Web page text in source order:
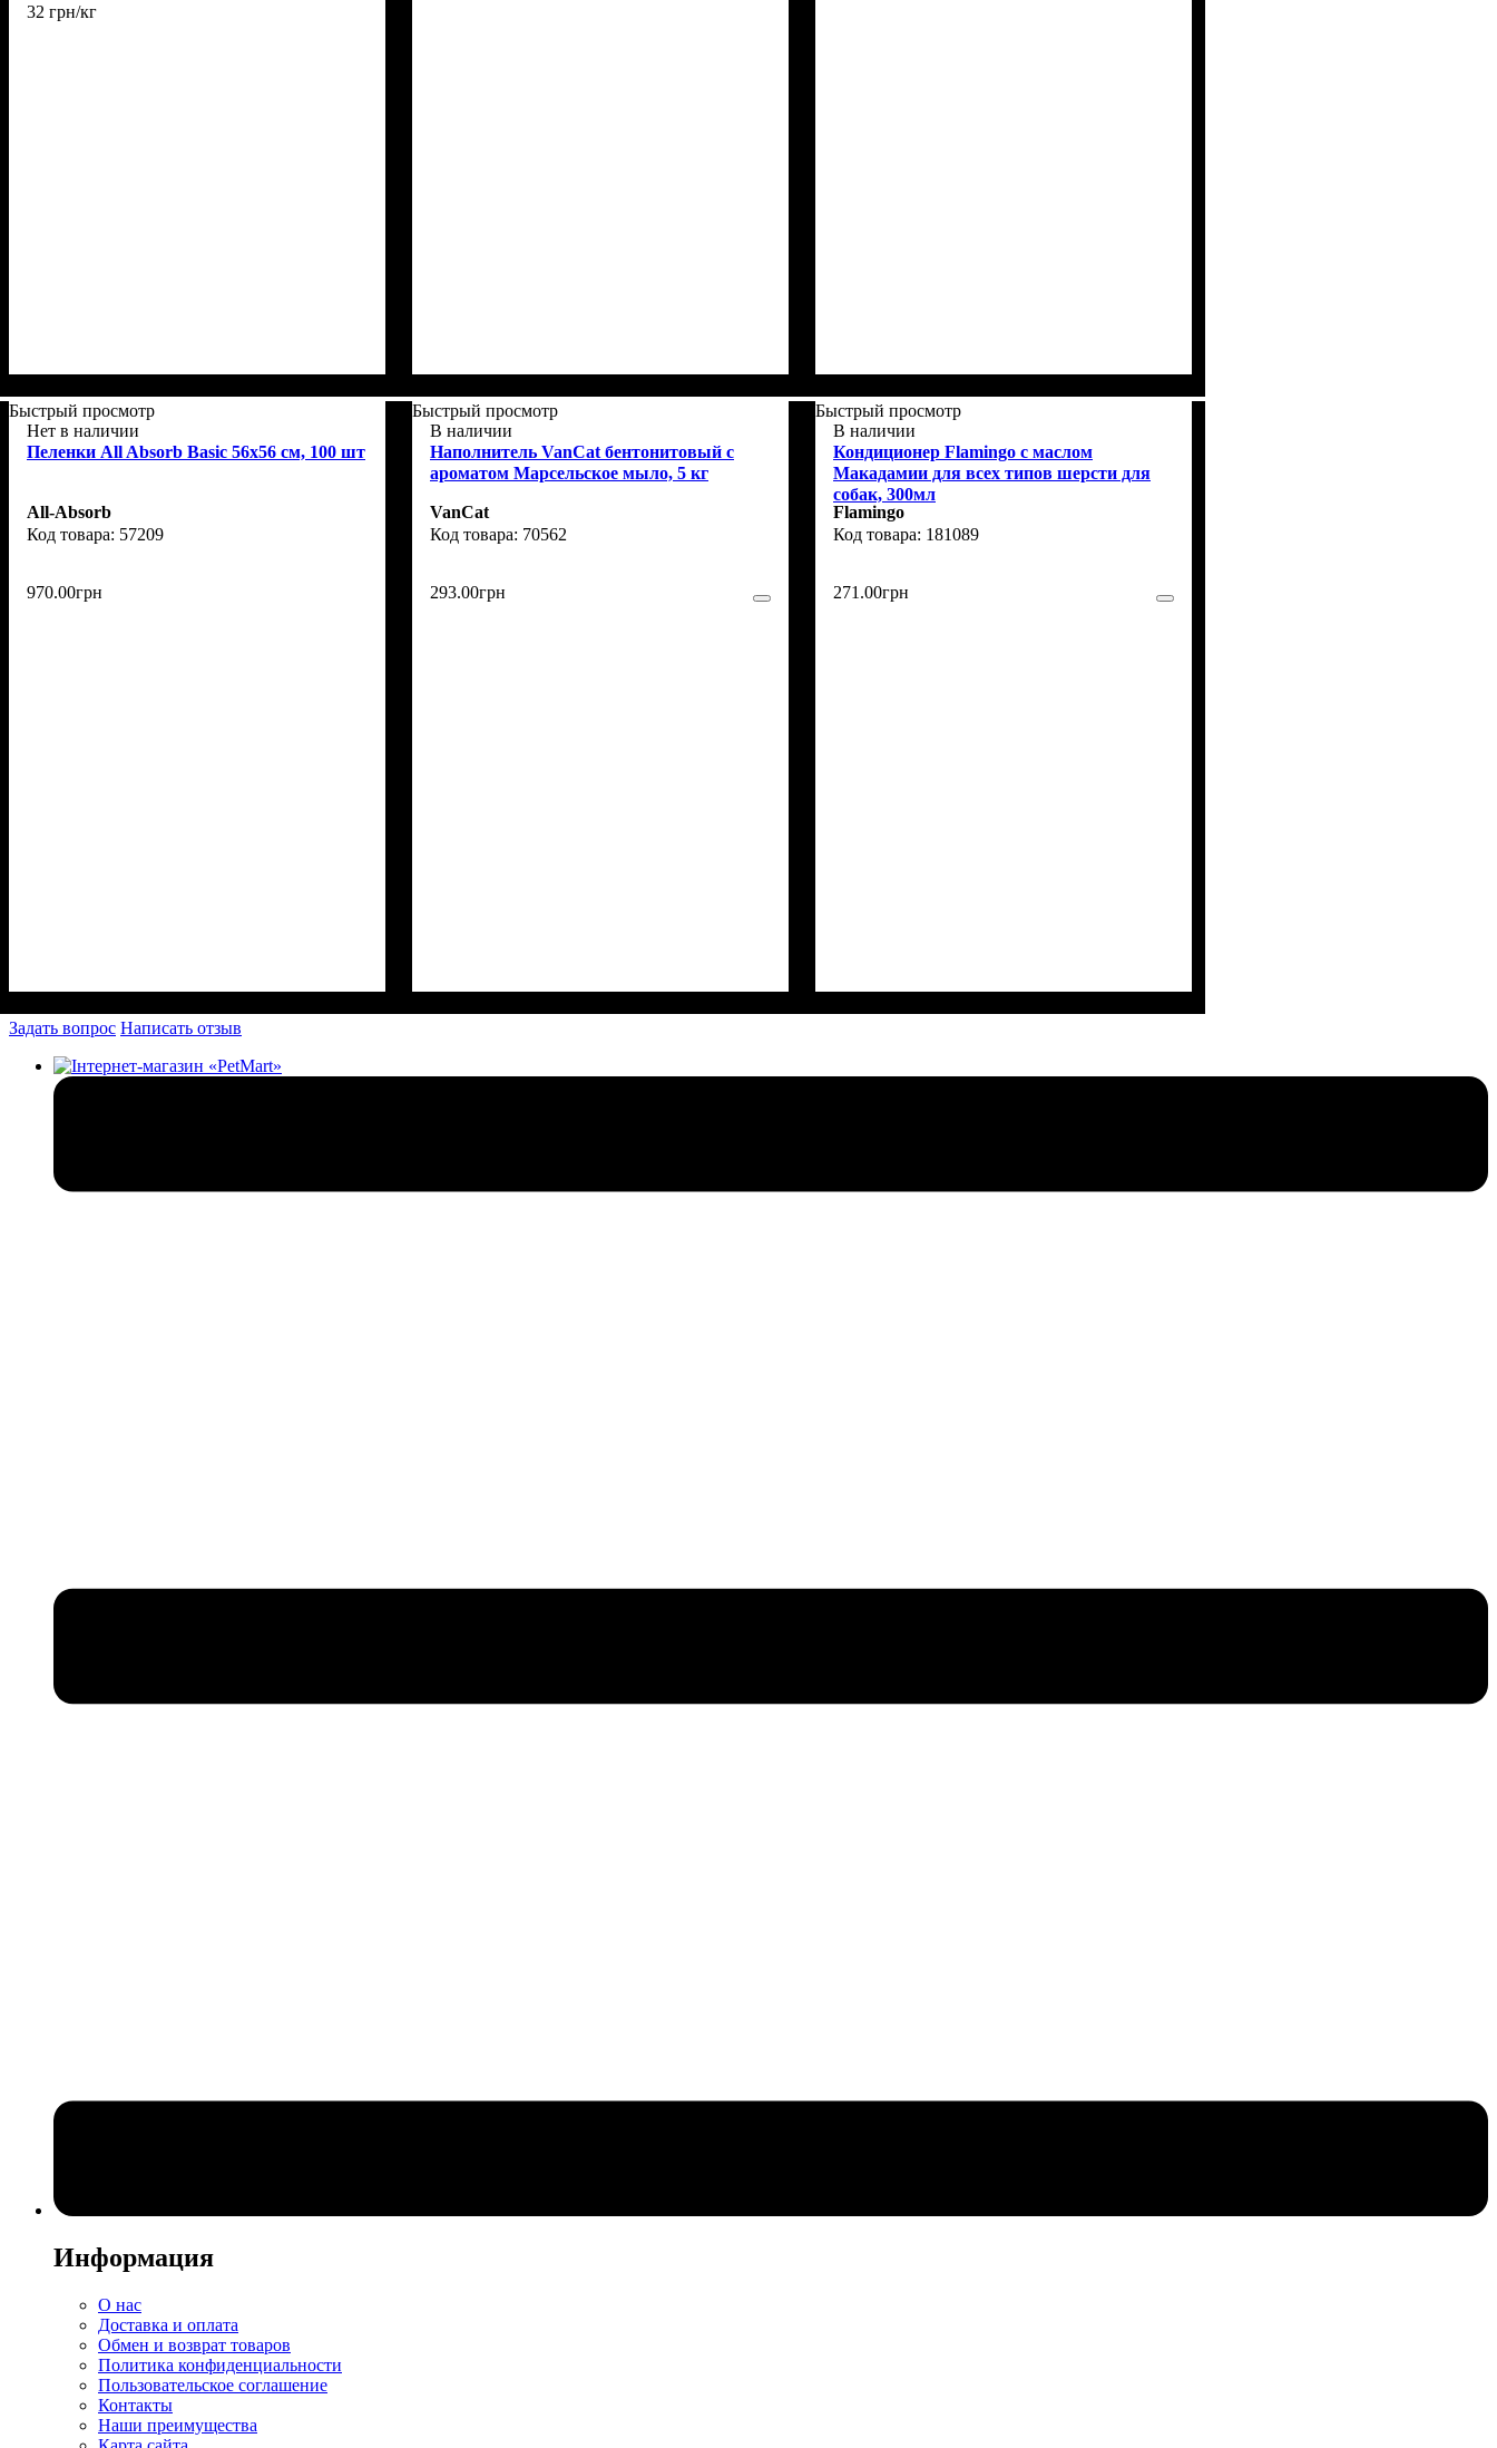
32 грн/кг
Быстрый просмотр
Нет в наличии
Пеленки All Absorb Basic 56х56 см, 100 шт
All-Absorb
57209
970.00грн
Быстрый просмотр
В наличии
Наполнитель VanCat бентонитовый с
ароматом Марсельское мыло, 5 кг
VanCat
70562
293.00грн
Быстрый просмотр
В наличии
Кондиционер Flamingo с маслом
Макадамии для всех типов шерсти для
собак, 300мл
Flamingo
181089
271 .00грн
Задать вопрос Написать отзыв
Информация
О нас
Доставка и оплата
Обмен и возврат товаров
Политика конфиденциальности
Пользовательское соглашение
Контакты
Наши преимущества